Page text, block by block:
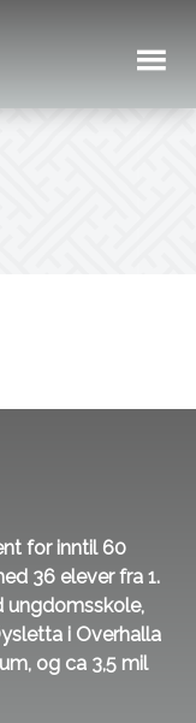
for inntil 60
36 elever fra 1.
ungdomsskole,
i Overhalla
og ca 3,5 mil